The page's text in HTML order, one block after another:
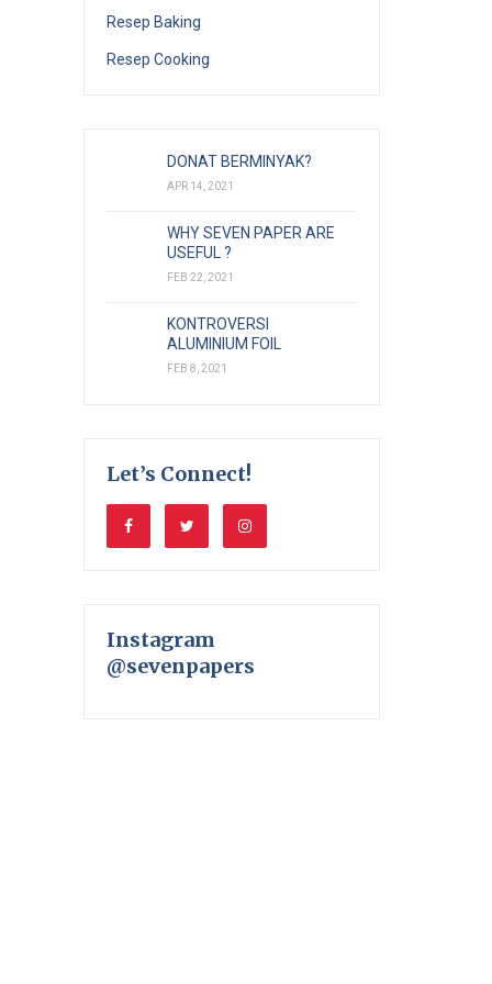
Resep Baking
Resep Cooking
DONAT BERMINYAK?
APR 14, 2021
WHY SEVEN PAPER ARE
USEFUL ?
FEB 22, 2021
KONTROVERSI
ALUMINIUM FOIL
FEB 8, 2021
Let’s Connect!
Instagram
@sevenpapers